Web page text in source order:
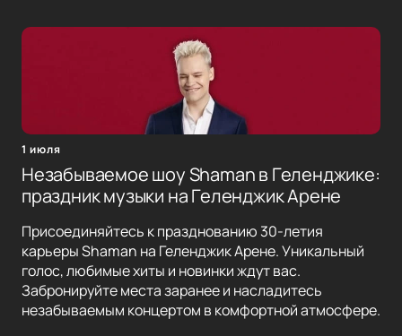
1 июля
Незабываемое шоу Shaman в Геленджике:
праздник музыки на Геленджик Арене
Присоединяйтесь к празднованию 30-летия
карьеры Shaman на Геленджик Арене. Уникальный
голос, любимые хиты и новинки ждут вас.
Забронируйте места заранее и насладитесь
незабываемым концертом в комфортной атмосфере.